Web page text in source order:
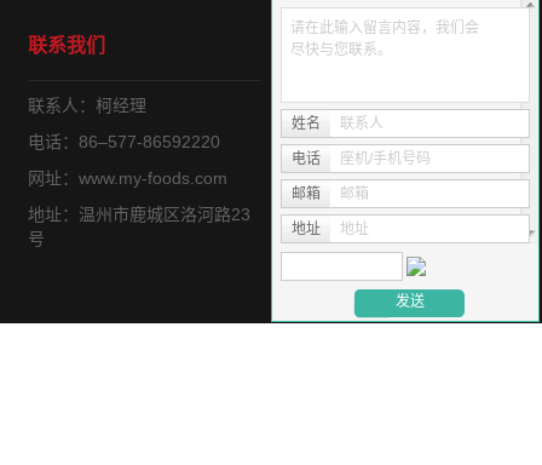
联系我们
联系人：柯经理
电话：86–577-86592220
网址：www.my-foods.com
地址：温州市鹿城区洛河路23
号
请在此输入留言内容，我们会
尽快与您联系。
姓名 联系人
电话 座机/手机号码
邮箱 邮箱
地址 地址